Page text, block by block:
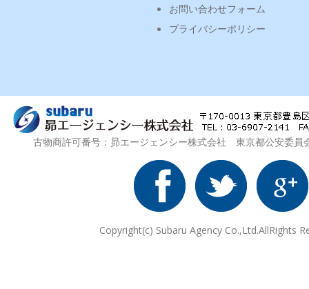
お問い合わせフォーム
プライバシーポリシー
古物商許可番号：昴エージェンシー株式会社 東京都公安委
Copyright(c) Subaru Agency Co.,Ltd.AllRights